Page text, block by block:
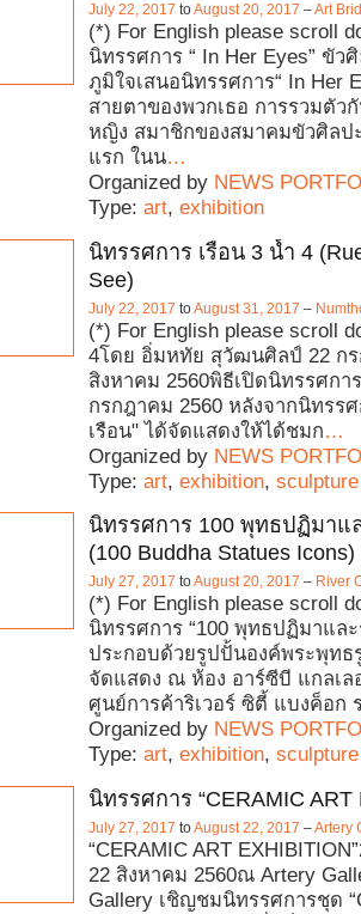
July 22, 2017 toAugust 20, 2017 –Art
(*) For English please scroll
นิทรรศการ “ In Her Eyes” ขัว
ภูมิใจเสนอนิทรรศการ“ In Her
สายตาของพวกเธอ การรวมตัว
หญิง สมาชิกของสมาคมขัวศิลป
แรก ในน…
Organized by NEWS
Type: art, exhibition
นิทรรศการ เรือน 3 น้ำ 4
See)
July 22, 2017 toAugust 31, 2017 –
(*) For English please scroll
4โดย อิ่มหทัย สุวัฒนศิลป์ 22 ก
สิงหาคม 2560พิธีเปิดนิทรรศกา
กรกฎาคม 2560 หลังจากนิทรร
เรือน" ได้จัดแสดงให้ได้ชมก…
Organized by NEWS
Type: art, exhibition, sculpture
นิทรรศการ 100 พุทธปฏิมาแ
(100 Buddha Statues Icons)
July 27, 2017 toAugust 20, 2017 – River
(*) For English please scroll
นิทรรศการ “100 พุทธปฏิมาและ
ประกอบด้วยรูปปั้นองค์พระพุทธ
จัดแสดง ณ ห้อง อาร์ซีบี แกลเล
ศูนย์การค้าริเวอร์ ซิตี้ แบงค็อก
Organized by NEWS
Type: art, exhibition, sculpture
นิทรรศการ “CERAMIC ART
July 27, 2017 toAugust 22, 2017 –Artery
“CERAMIC ART
22 สิงหาคม 2560ณ Artery
Gallery เชิญชมนิทรรศการชุด